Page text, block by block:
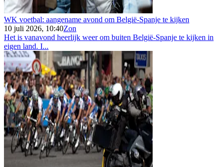
WK voetbal: aangename avond om België-Spanje te kijken
10 juli 2026, 10:40Zon
Het is vanavond heerlijk weer om buiten België-Spanje te kijken in
eigen land. I...